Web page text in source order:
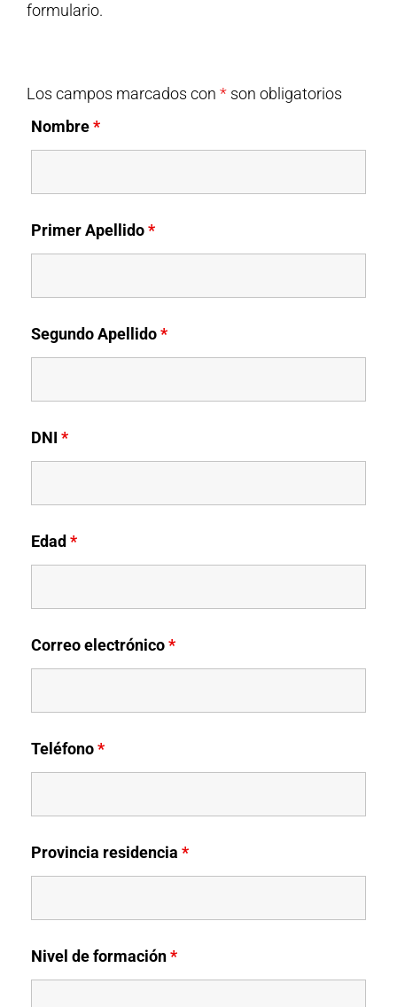
formulario.
Los campos marcados con * son obligatorios
Nombre*
Primer Apellido*
Segundo Apellido*
DNI *
Edad *
Correo electrónico*
Teléfono*
Provincia residencia *
Nivel de formación*